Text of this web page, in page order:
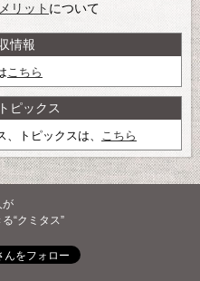
メリット について
情報
こちら
ピックス
トピックスは、 こちら
が
“クミタス”